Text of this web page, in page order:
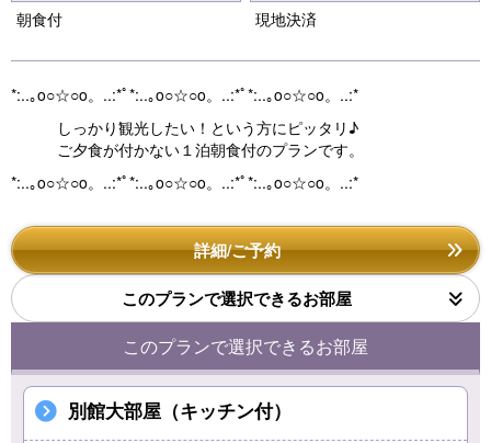
朝食付
現地決済
*:..｡o○☆○o。..:*ﾟ*:..｡o○☆○o。..:*ﾟ*:..｡o○☆○o。..:*
しっかり観光したい！という方にピッタリ♪
ご夕食が付かない１泊朝食付のプランです。
*:..｡o○☆○o。..:*ﾟ*:..｡o○☆○o。..:*ﾟ*:..｡o○☆○o。..:*
詳細/ご予約
このプランで選択できるお部屋
このプランで選択できるお部屋
別館大部屋（キッチン付）